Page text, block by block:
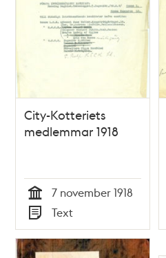
City-Kotteriets
medlemmar 1918
Tid
7 november 1918
Typ
Text